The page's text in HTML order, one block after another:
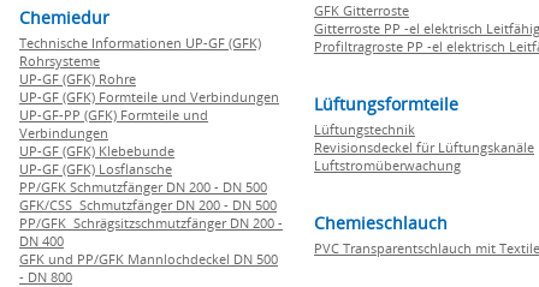
Chemiedur
Technische Informationen UP-GF (GFK)
Rohrsysteme
UP-GF (GFK) Rohre
UP-GF (GFK) Formteile und Verbindungen
UP-GF-PP (GFK) Formteile und
Verbindungen
UP-GF (GFK) Klebebunde
UP-GF (GFK) Losflansche
PP/GFK Schmutzfänger DN 200 - DN 500
GFK/CSS Schmutzfänger DN 200 - DN 500
PP/GFK Schrägsitzschmutzfänger DN 200 -
DN 400
GFK und PP/GFK Mannlochdeckel DN 500
- DN 800
GFK Gitterroste
Gitterroste PP -el elektrisch Leitfähig
Profiltragroste PP -el elektrisch
Lüftungsformteile
Lüftungstechnik
Revisionsdeckel für Lüftungskanäle
Luftstromüberwachung
Chemieschlauch
PVC Transparentschlauch mit